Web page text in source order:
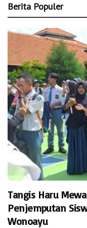
Berita Populer
Tangis Haru
Penjemputan
Wonoayu